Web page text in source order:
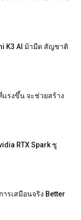
K3 AI ม้ามืด สัญชาติ
แรงขึ้น จะช่วยสร้าง
RTX Spark ชู
รเสมือนจริง Better